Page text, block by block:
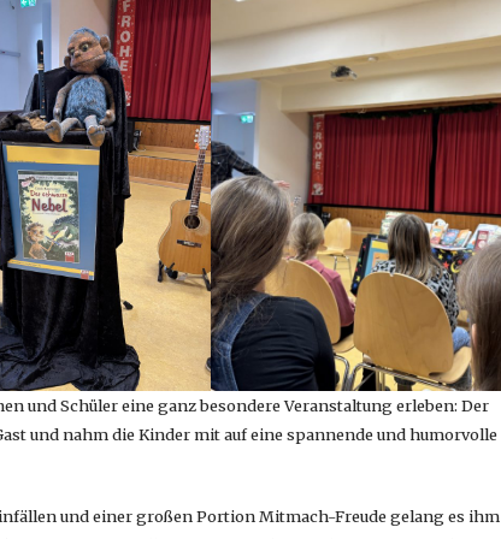
und Schüler eine ganz besondere Veranstaltung erleben: Der
und nahm die Kinder mit auf eine spannende und humorvolle
und einer großen Portion Mitmach-Freude gelang es ihm